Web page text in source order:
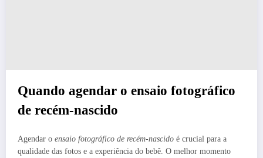
Quando agendar o ensaio fotográfico
de recém-nascido
Agendar o ensaio fotográfico de recém-nascido é crucial para a
qualidade das fotos e a experiência do bebê. O melhor momento